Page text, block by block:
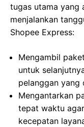
tugas utama yang
menjalankan
Shopee Express:
Mengambil
untuk
pelanggan yang
Mengantarkan
tepat waktu
kecepatan